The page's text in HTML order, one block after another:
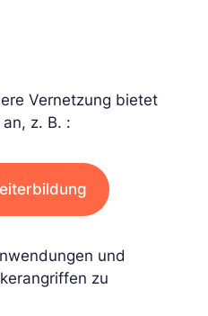
Vernetzung bietet
z. B. :
und
zu